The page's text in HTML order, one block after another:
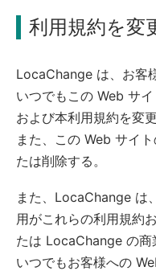
利用規約を変
LocaChange は、お客
いつでもこの Web サ
および本利用規約を変
また、この Web サイ
たは削除する。
また、LocaChange は
用がこれらの利用規約
たは LocaChange の商
いつでもお客様への